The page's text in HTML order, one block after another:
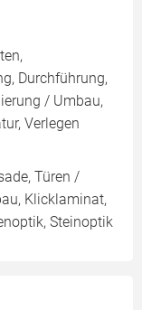
Durchführung,
/ Umbau,
Verlegen
Türen /
Klicklaminat,
Steinoptik